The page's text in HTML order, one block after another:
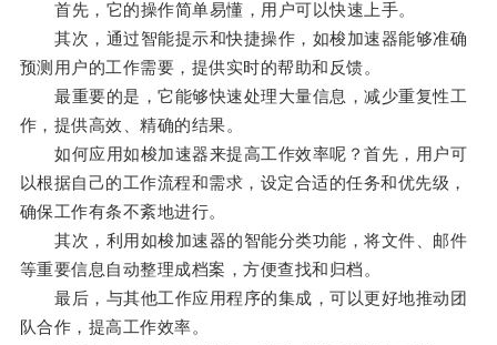
首先，它的操作简单易懂，用户可以快速上手。
其次，通过智能提示和快捷操作，如梭加速器能够准确
预测用户的工作需要，提供实时的帮助和反馈。
最重要的是，它能够快速处理大量信息，减少重复性工
作，提供高效、精确的结果。
如何应用如梭加速器来提高工作效率呢？首先，用户可
以根据自己的工作流程和需求，设定合适的任务和优先级，
确保工作有条不紊地进行。
其次，利用如梭加速器的智能分类功能，将文件、邮件
等重要信息自动整理成档案，方便查找和归档。
最后，与其他工作应用程序的集成，可以更好地推动团
队合作，提高工作效率。